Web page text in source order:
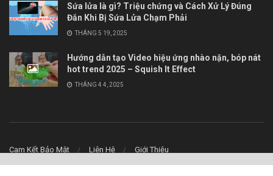
Sứa lửa là gì? Triệu chứng và Cách Xử Lý Đúng
Đắn Khi Bị Sứa Lửa Chạm Phải
THÁNG 5 19, 2025
Hướng dẫn tạo Video hiệu ứng nhào nặn, bóp nát
hot trend 2025 – Squish It Effect
THÁNG 4 4, 2025
Cam Kết Bảo Mật Liên Hệ Giới Thiệu